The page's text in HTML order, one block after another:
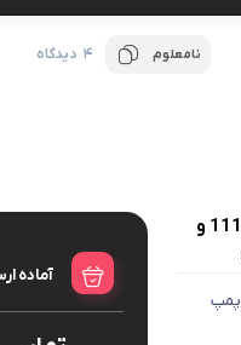
نامعلوم 4 دیدگاه
سوزن پمپ 111 و
پمپ
آماده